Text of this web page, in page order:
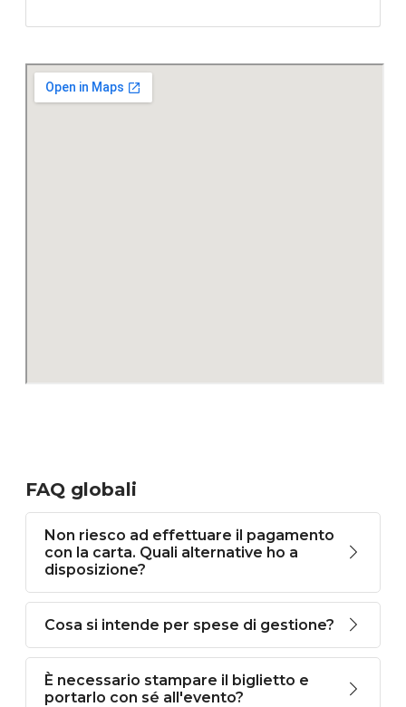
FAQ globali
Non riesco ad effettuare il pagamento
con la carta. Quali alternative ho a
disposizione?
Cosa si intende per spese di gestione?
È necessario stampare il biglietto e
portarlo con sé all'evento?